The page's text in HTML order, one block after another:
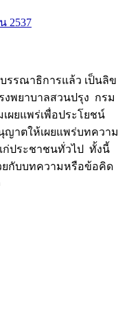
2537
รรณาธิการแล้ว เป็นลิข
พยาบาลสวนปรุง กรม
ผยแพร่เพื่อประโยชน์
าตให้เผยแพร่บทความ
ก่ประชาชนทั่วไป ทั้งนี้
ยกับบทความหรือข้อคิด